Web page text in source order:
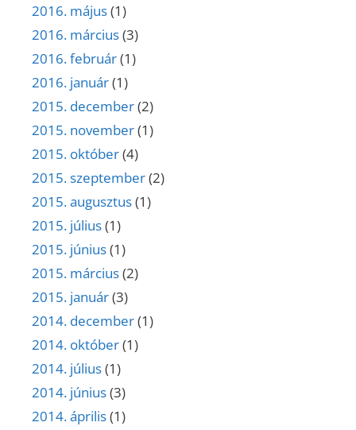
2016. május(1)
2016. március(3)
2016. február(1)
2016. január(1)
2015. december(2)
2015. november(1)
2015. október(4)
2015. szeptember(2)
2015. augusztus(1)
2015. július(1)
2015. június(1)
2015. március(2)
2015. január(3)
2014. december(1)
2014. október(1)
2014. július(1)
2014. június(3)
2014. április(1)